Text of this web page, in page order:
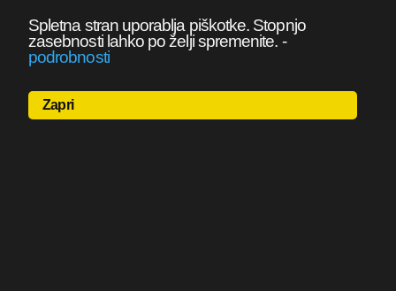
Spletna stran uporablja piškotke. Stopnjo
zasebnosti lahko po želji spremenite. -
podrobnosti
Zapri